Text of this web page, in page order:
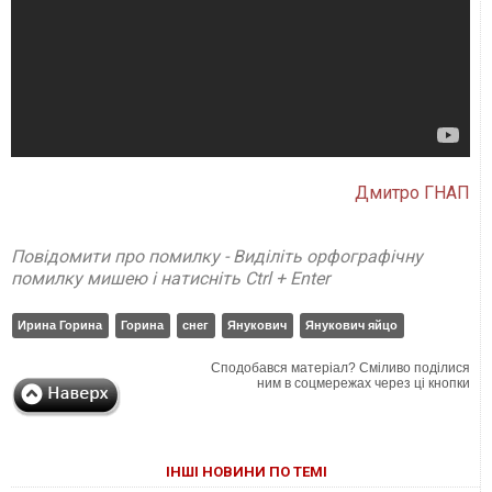
Дмитро ГНАП
Повідомити про помилку - Виділіть орфографічну
помилку мишею і натисніть Ctrl + Enter
Ирина Горина Горина снег Янукович Янукович яйцо
Сподобався матеріал? Сміливо поділися
ним в соцмережах через ці кнопки
ІНШІ НОВИНИ ПО ТЕМІ